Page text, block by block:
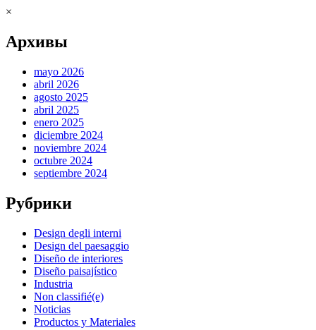
×
Архивы
mayo 2026
abril 2026
agosto 2025
abril 2025
enero 2025
diciembre 2024
noviembre 2024
octubre 2024
septiembre 2024
Рубрики
Design degli interni
Design del paesaggio
Diseño de interiores
Diseño paisajístico
Industria
Non classifié(e)
Noticias
Productos y Materiales